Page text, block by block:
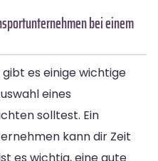
bei einem
gibt es einige wichtige
eines
solltest. Ein
kann dir Zeit
es wichtig, eine gute